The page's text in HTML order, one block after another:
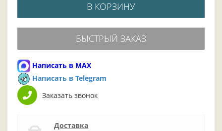
В КОРЗИНУ
БЫСТРЫЙ ЗАКАЗ
Написать в MAX
Написать в Telegram
Заказать звонок
Доставка